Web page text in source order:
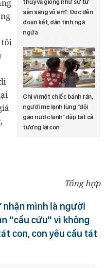
thủy và giống như sư tử
sẵn sàng vồ em": Đọc đến
đoạn kết, dân tình ngã
ngửa
Chỉ vì một chiếc bánh rán,
người mẹ lạnh lùng "dội
gáo nước lạnh" dập tắt cả
tương lai con
Tổng hợp
nhận mình là người
"cầu cứu" vì không
con, con yêu cầu tát